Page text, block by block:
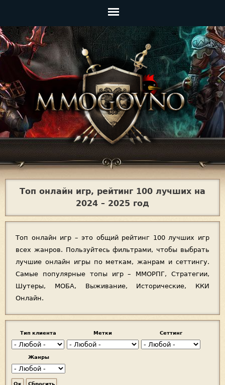
Главное
меню
Jump to navigation
Топ онлайн игр, рейтинг 100 лучших на
2024 – 2025 год
Топ онлайн игр – это общий рейтинг 100 лучших игр
всех жанров. Пользуйтесь фильтрами, чтобы выбрать
лучшие онлайн игры по меткам, жанрам и сеттингу.
Самые популярные топы игр – ММОРПГ, Стратегии,
Шутеры, МОБА, Выживание, Исторические, ККИ
Онлайн.
Тип клиента Метки Сеттинг
Жанры